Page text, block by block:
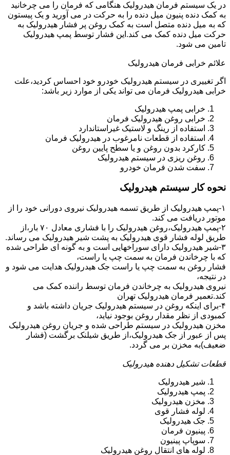
در یک سیستم فرمان هیدرولیک هنگامی که فرمان را می چرخانید
به کمک دنده پنیون میل دنده را به حرکت در می آورید و یک پیستون
که به میل دنده متصل است به کمک روغن پر فشار هیدرولیک به
حرکت میل دنده کمک می کند.این فشار توسط پمپ هیدرولیک
تامین می شود.
علائم خرابی فرمان هیدرولیک
اگر تغییری در سیستم هیدرولیک خودرو خود احساس کردید،علت
خرابی هیدرولیک فرمان می تواند یکی از موارد زیر باشد:
خرابی پمپ هیدرولیک
خرابی روغن هیدرولیک فرمان
استفاده از رینگ و لاستیک غیراستاندارد
استفاده از قطعات نامرغوب در هیدرولیک فرمان
کارکرد بدون روغن و یا سطح پایین روغن
روغن ریزی در سیستم هیدرولیک
سفت شدن فرمان خودرو
نحوه کار سیستم هیدرولیک
۱-پمپ هیدرولیک از طریق تسمه هیدرولیک نیروی دورانی خود را از
موتور دریافت می کند.
۲-پمپ هیدرولیک،روغن هیدرولیک را با فشاری معادل ۷۰ بار،از
طریق لوله فشار قوی هیدرولیک به پشت شیر هیدرولیک می رساند.
۳-شیر هیدرولیک دارای سوراخهایی است و به گونه ای طراحی شده
که با چرخاندن فرمان به سمت چپ یا راست،
فشار روغن به سمت چپ یا راست جک هیدرولیک هدایت می شود و
در نتیجه،
نیروی هیدرولیک به چرخاندن فرمان توسط راننده کمک می
کند.تعمیر فرمان هیدرولیک تهران
۴-برای اینکه روغن در سیستم هیدرولیک جریان داشته باشد و
کمبودی از نظر مقدار روغن بوجود نیاید،
مخزن هیدرولیک در سیستم طراحی شده و جریان روغن هیدرولیک
پس از عبور از جک هیدرولیک،از طریق شیلنک برگشت (فشار
ضعیف)به مخزن بر می گردد.
قطعات تشکیل دهنده هیدرولیک
شیر هیدرولیک
پمپ هیدرولیک
مخزن هیدرولیک
لوله فشار قوی
جک هیدرولیک
پینیون فرمان
سوپاپ پینیون
لوله های انتقال روغن هیدرولیک